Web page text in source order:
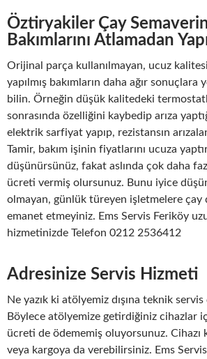
Öztiryakiler Çay
Bakımlarını Atlamadan
Orijinal parça kullanılmayan, ucuz
yapılmış bakımların daha ağır sonuçlara
bilin. Örneğin düşük kalitedeki
sonrasında özelliğini kaybedip arıza
elektrik sarfiyat yapıp, rezistansın
Tamir, bakım işinin fiyatlarını ucuza
düşünürsünüz, fakat aslında çok daha
ücreti vermiş olursunuz. Bunu iyice
olmayan, günlük türeyen işletmelere çay
emanet etmeyiniz. Ems Servis Feriköy
hizmetinizde Telefon 0212 2536412
Adresinize Servis Hizmeti
Ne yazık ki atölyemiz dışına teknik servis
Böylece atölyemize getirdiğiniz cihazlar
ücreti de ödememiş oluyorsunuz.
veya kargoya da verebilirsiniz. Ems